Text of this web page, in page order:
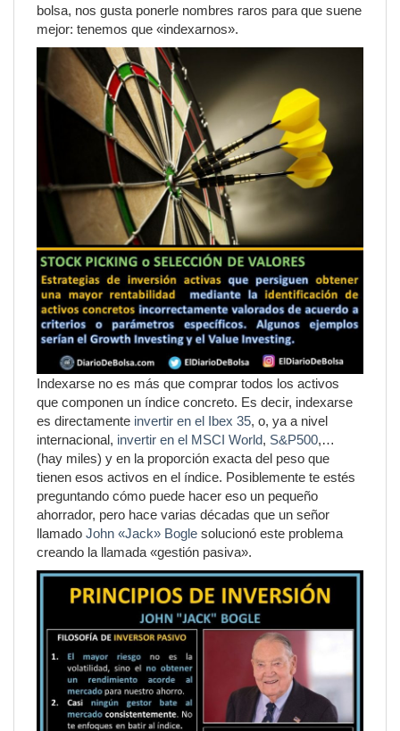
bolsa, nos gusta ponerle nombres raros para que suene
mejor: tenemos que «indexarnos».
Indexarse no es más que comprar todos los activos
que componen un índice concreto. Es decir, indexarse
es directamente invertir en el Ibex 35, o, ya a nivel
internacional, invertir en el MSCI World, S&P500,…
(hay miles) y en la proporción exacta del peso que
tienen esos activos en el índice. Posiblemente te estés
preguntando cómo puede hacer eso un pequeño
ahorrador, pero hace varias décadas que un señor
llamado John «Jack» Bogle solucionó este problema
creando la llamada «gestión pasiva».